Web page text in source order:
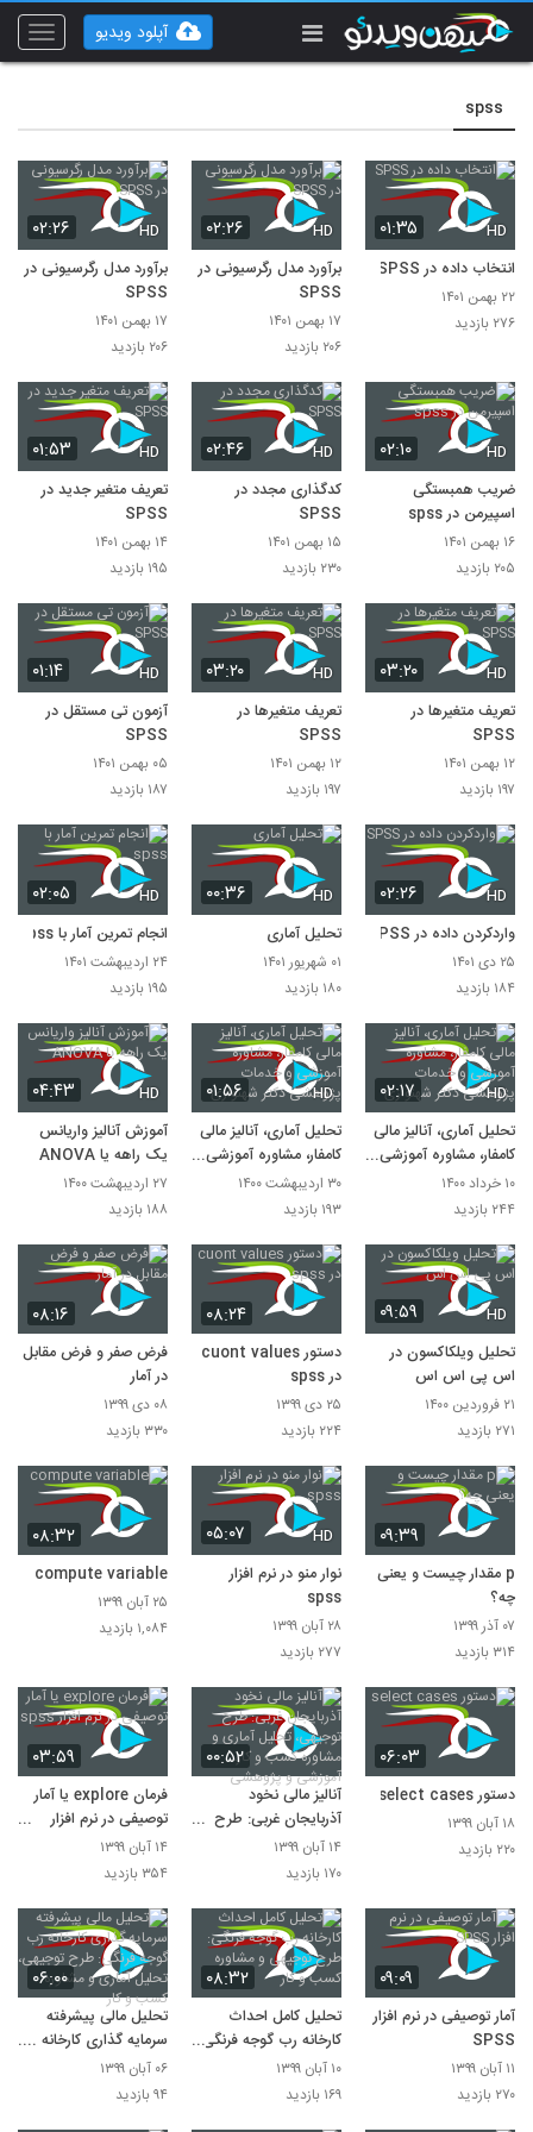
Toggle
آپلود ویدیو
spss
۰۱:۳۵ HD
انتخاب داده در SPSS
۲۲ بهمن ۱۴۰۱
۲۷۶ بازدید
۰۲:۲۶ HD
برآورد مدل رگرسیونی در
SPSS
۱۷ بهمن ۱۴۰۱
۲۰۶ بازدید
۰۲:۲۶ HD
برآورد مدل رگرسیونی در
SPSS
۱۷ بهمن ۱۴۰۱
۲۰۶ بازدید
۰۲:۱۰ HD
ضریب همبستگی
اسپیرمن در spss
۱۶ بهمن ۱۴۰۱
۲۰۵ بازدید
۰۲:۴۶ HD
کدگذاری مجدد در
SPSS
۱۵ بهمن ۱۴۰۱
۲۳۰ بازدید
۰۱:۵۳ HD
تعریف متغیر جدید در
SPSS
۱۴ بهمن ۱۴۰۱
۱۹۵ بازدید
۰۳:۲۰ HD
تعریف متغیرها در
SPSS
۱۲ بهمن ۱۴۰۱
۱۹۷ بازدید
۰۳:۲۰ HD
تعریف متغیرها در
SPSS
۱۲ بهمن ۱۴۰۱
۱۹۷ بازدید
۰۱:۱۴ HD
آزمون تی مستقل در
SPSS
۰۵ بهمن ۱۴۰۱
۱۸۷ بازدید
۰۲:۲۶ HD
واردکردن داده در SPSS
۲۵ دی ۱۴۰۱
۱۸۴ بازدید
۰۰:۳۶ HD
تحلیل آماری
۰۱ شهریور ۱۴۰۱
۱۸۰ بازدید
۰۲:۰۵ HD
انجام تمرین آمار با spss
۲۴ اردیبهشت ۱۴۰۱
۱۹۵ بازدید
۰۲:۱۷ HD
تحلیل آماری، آنالیز مالی
کامفار، مشاوره آموزشی و
خدمات پژوهشی دکتر
شهنوازی
۱۰ خرداد ۱۴۰۰
۲۴۴ بازدید
۰۱:۵۶ HD
تحلیل آماری، آنالیز مالی
کامفار، مشاوره آموزشی و
خدمات پژوهشی دکتر
شهنوازی
۳۰ اردیبهشت ۱۴۰۰
۱۹۳ بازدید
۰۴:۴۳ HD
آموزش آنالیز واریانس
یک راهه یا ANOVA
۲۷ اردیبهشت ۱۴۰۰
۱۸۸ بازدید
۰۹:۵۹ HD
تحلیل ویلکاکسون در
اس پی اس اس
۲۱ فروردین ۱۴۰۰
۲۷۱ بازدید
۰۸:۲۴
دستور cuont values
در spss
۲۵ دی ۱۳۹۹
۲۲۴ بازدید
۰۸:۱۶
فرض صفر و فرض مقابل
در آمار
۰۸ دی ۱۳۹۹
۳۳۰ بازدید
۰۹:۳۹
p مقدار چیست و یعنی
چه؟
۰۷ آذر ۱۳۹۹
۳۱۴ بازدید
۰۵:۰۷ HD
نوار منو در نرم افزار
spss
۲۸ آبان ۱۳۹۹
۲۷۷ بازدید
۰۸:۳۲
compute variable
۲۵ آبان ۱۳۹۹
۱,۰۸۴ بازدید
۰۶:۰۳
دستور select cases
۱۸ آبان ۱۳۹۹
۲۲۰ بازدید
۰۰:۵۲
آنالیز مالی نخود
آذربایجان غربی: طرح
توجیهی، تحلیل آماری و
مشاوره کسب و کار،
۱۴ آبان ۱۳۹۹
۱۷۰ بازدید
۰۳:۵۹
فرمان explore یا آمار
توصیفی در نرم افزار
spss
۱۴ آبان ۱۳۹۹
۳۵۴ بازدید
۰۹:۰۹
آمار توصیفی در نرم افزار
SPSS
۱۱ آبان ۱۳۹۹
۲۷۰ بازدید
۰۸:۳۲
تحلیل کامل احداث
کارخانه رب گوجه فرنگی:
طرح توجیهی و مشاوره
کسب و کار
۱۰ آبان ۱۳۹۹
۱۶۹ بازدید
۰۶:۰۰
تحلیل مالی پیشرفته
سرمایه گذاری کارخانه رب
گوجه فرنگی: طرح
توجیهی، تحلیل آماری و
۰۶ آبان ۱۳۹۹
۹۴ بازدید